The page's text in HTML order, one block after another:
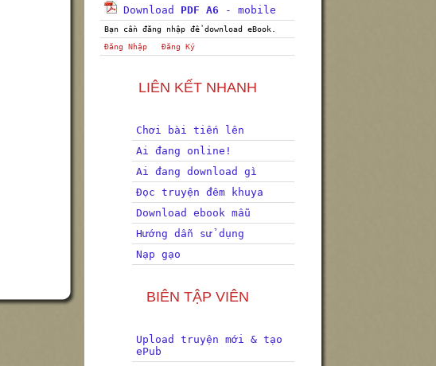
Download PDF A6 - mobile
Bạn cần đăng nhập để download eBook.
Đăng Nhập
Đăng Ký
LIÊN KẾT NHANH
Chơi bài tiến lên
Ai đang online!
Ai đang download gì
Đọc truyện đêm khuya
Download ebook mẫu
Hướng dẫn sử dụng
Nạp gạo
BIÊN TẬP VIÊN
Upload truyện mới & tạo
ePub